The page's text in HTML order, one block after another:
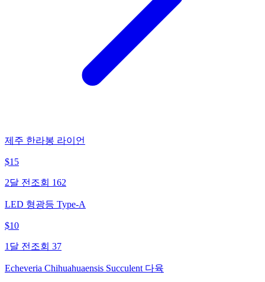
제주 한라봉 라이언
$15
2달 전 조회 162
LED 형광등 Type-A
$10
1달 전 조회 37
Echeveria Chihuahuaensis Succulent 다육